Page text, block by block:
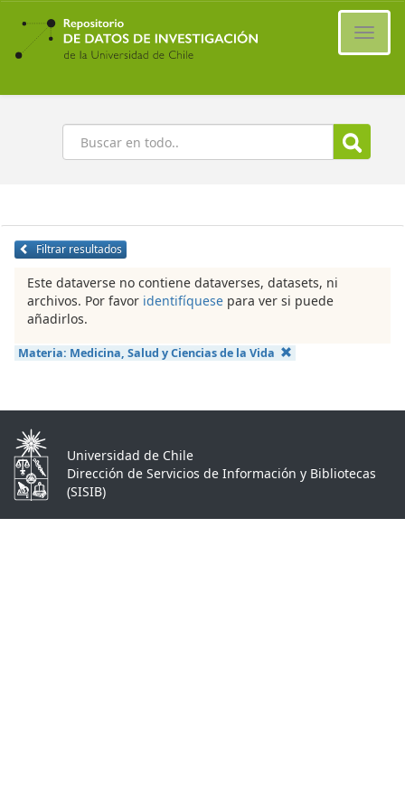
Ir
contenido
principal
Buscar
Filtrar resultados
Este dataverse no contiene dataverses, datasets, ni
archivos. Por favor identifíquese para ver si puede
añadirlos.
Materia: Medicina, Salud y Ciencias de la Vida
Universidad de Chile
Dirección de Servicios de Información y Bibliotecas
(SISIB)